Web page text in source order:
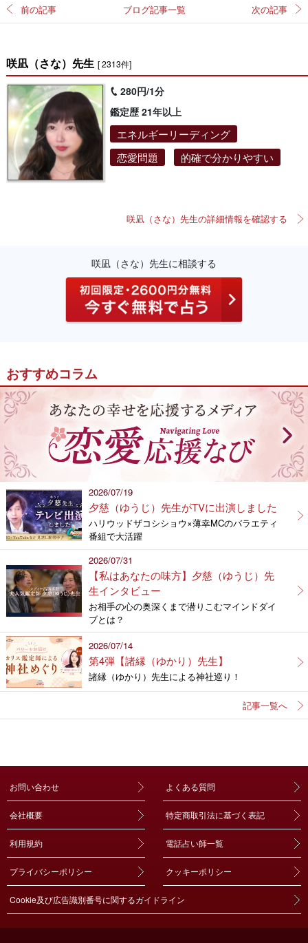
前の記事 ブログ記事一覧 次の記事
咲凪（さな）先生 [ 2313件]
280円/1分
鑑定歴 21年以上
エネルギーリーディング
恋愛問題
的確で分かりやすい
咲凪（さな）先生の詳細情報を確認する
咲凪（さな）先生に相談する
おすすめコラム
2026/07/19
夕慈（ゆうじ）先生がTVに出演しました
ハリウッドザコシショウ×薄幸MCのバラエティ
番組で大活躍
2026/07/31
【私はあなたの味方】夕慈（ゆうじ）先
生インタビュー
お相手の心の奥深くまで潜りこむマインドダイ
ブとは？
2026/07/14
第4弾【諸縁（ゆかり）先生】
諸縁（ゆかり）先生による神社巡り！
記事一覧へ
お問い合わせ よくある質問
会社概要 特定商取引法に基づく表記
利用規約 電話占い師一覧
プライバシーポリシー クッキーポリシー
Cookie及び広告識別番号に関するガイドライン